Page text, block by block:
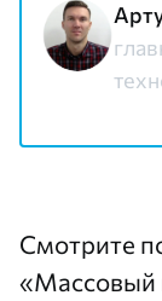
Смотрите
«Массовый